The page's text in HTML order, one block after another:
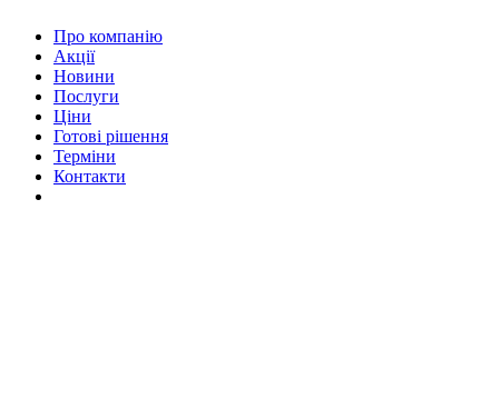
Про компанію
Акції
Новини
Послуги
Ціни
Готові рішення
Терміни
Контакти